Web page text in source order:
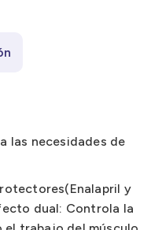
las necesidades de
y
dual: Controla la